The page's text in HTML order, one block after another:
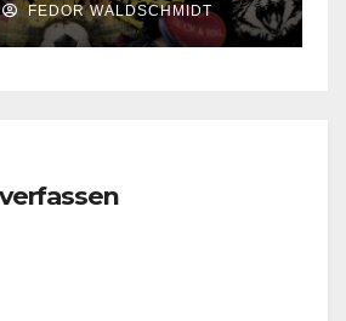
FEDOR WALDSCHMIDT